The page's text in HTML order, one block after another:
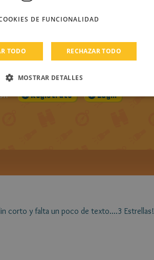
Regístrate Login
corto y falta un poco de texto....3 Estrellas!
DE FUNCIONALIDAD
TODO RECHAZAR TODO
MOSTRAR DETALLES